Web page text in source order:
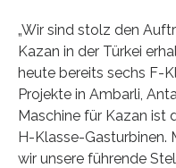
„Wir sind stolz den
Kazan in der Türkei
heute bereits sechs F-
Projekte in Ambarli,
Maschine für Kazan ist
H-Klasse-Gasturbinen.
wir unsere führende